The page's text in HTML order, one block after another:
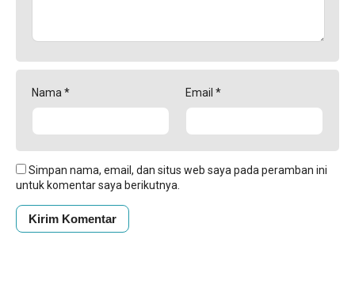
Nama * Email *
Simpan nama, email, dan situs web saya pada peramban ini
untuk komentar saya berikutnya.